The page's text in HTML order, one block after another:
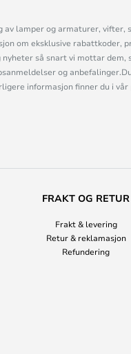
av lamper og armaturer, vifter,
om eksklusive rabattkoder,
så snart vi mottar dem,
og
informasjon finner du i vår
FRAKT OG RETUR
Frakt & levering
Retur & reklamasjon
Refundering